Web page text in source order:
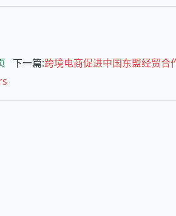
下一篇:跨境电商促进中国东盟经贸合